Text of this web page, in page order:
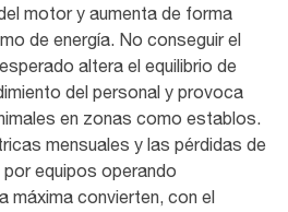
motor y aumenta de forma
de energía. No conseguir el
altera el equilibrio de
del personal y provoca
en zonas como establos.
mensuales y las pérdidas de
equipos operando
máxima convierten, con el